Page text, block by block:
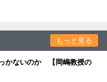
もっと見る
かないのか 【岡嶋教授の